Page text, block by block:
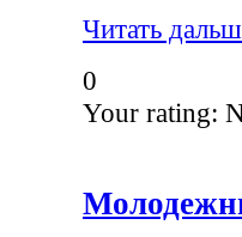
Читать
0
Your rating: